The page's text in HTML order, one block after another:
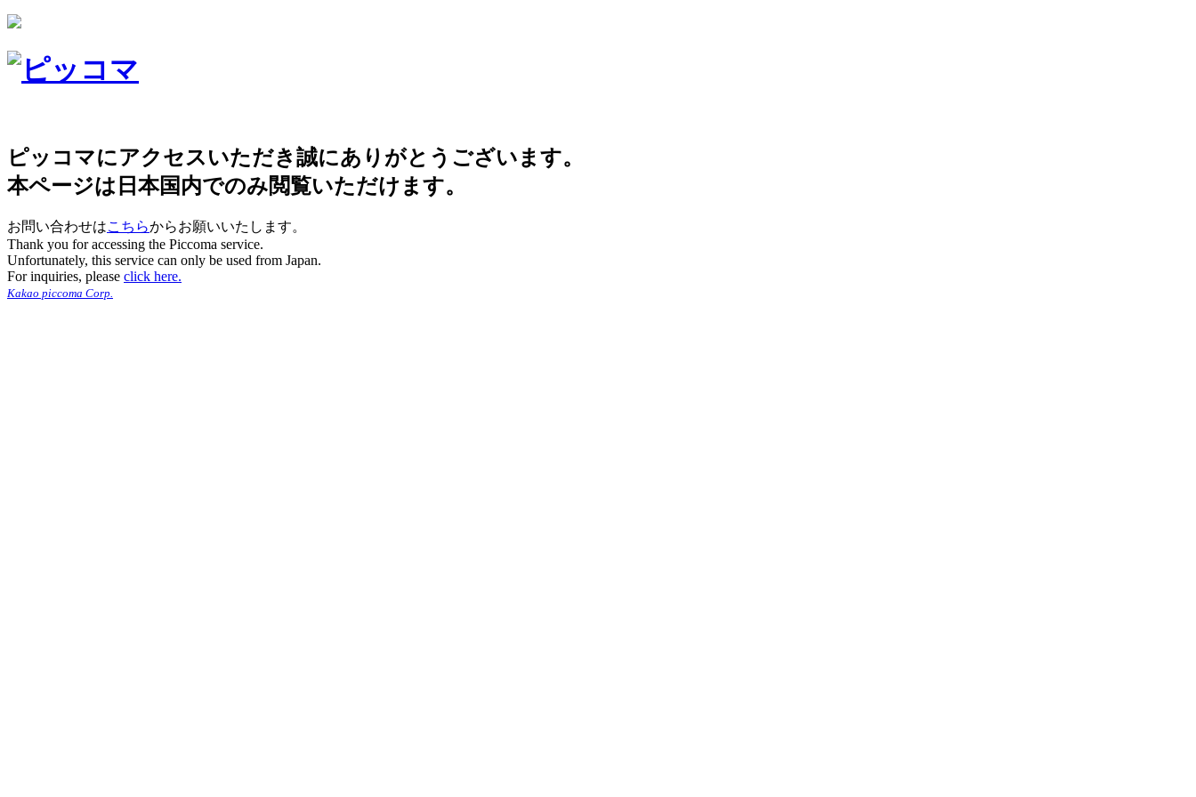
ピッコマにアクセスいただき誠にありがとうございます。
本ページは日本国内でのみ閲覧いただけます。
お問い合わせはこちらからお願いいたします。
Thank you for accessing the Piccoma service.
Unfortunately, this service can only be used from Japan.
For inquiries, please click here.
Kakao piccoma Corp.